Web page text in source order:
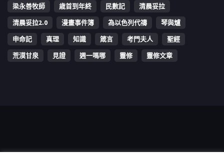
梁永善牧師
歳首到年終 民數記
清晨妥拉
清晨妥拉2.0
漫畫事件簿 為以色列代禱
琴與爐
申命記
真理 知識 箴言 考門夫人
聖經
荒漠甘泉
見證 週一嗎哪 靈修 靈修文章